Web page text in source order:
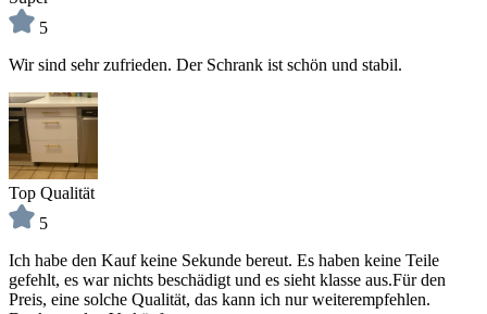
5
Wir sind sehr zufrieden. Der Schrank ist schön und stabil.
Top Qualität
5
Ich habe den Kauf keine Sekunde bereut. Es haben keine Teile
gefehlt, es war nichts beschädigt und es sieht klasse aus.Für den
Preis, eine solche Qualität, das kann ich nur weiterempfehlen.